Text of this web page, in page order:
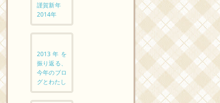
謹賀新年
2014年
2013年を
振り返る、
今年のブロ
グとわたし